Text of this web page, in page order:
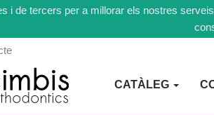
i de tercers per a millorar els nostres
CATÀLEG